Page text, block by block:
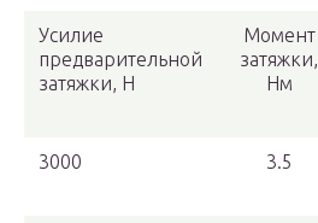
Усилие
предварительной
затяжки, Н
Момент
затяжки,
Нм
3000 3.5